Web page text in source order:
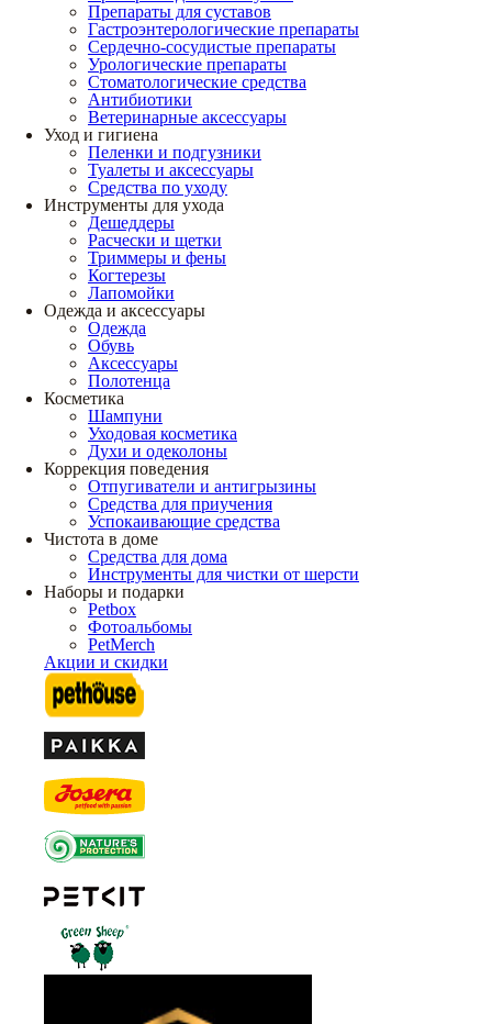
Препараты для суставов
Гастроэнтерологические препараты
Сердечно-сосудистые препараты
Урологические препараты
Стоматологические средства
Антибиотики
Ветеринарные аксессуары
Уход и гигиена
Пеленки и подгузники
Туалеты и аксессуары
Средства по уходу
Инструменты для ухода
Дешеддеры
Расчески и щетки
Триммеры и фены
Когтерезы
Лапомойки
Одежда и аксессуары
Одежда
Обувь
Аксессуары
Полотенца
Косметика
Шампуни
Уходовая косметика
Духи и одеколоны
Коррекция поведения
Отпугиватели и антигрызины
Средства для приучения
Успокаивающие средства
Чистота в доме
Средства для дома
Инструменты для чистки от шерсти
Наборы и подарки
Petbox
Фотоальбомы
PetMerch
Акции и скидки